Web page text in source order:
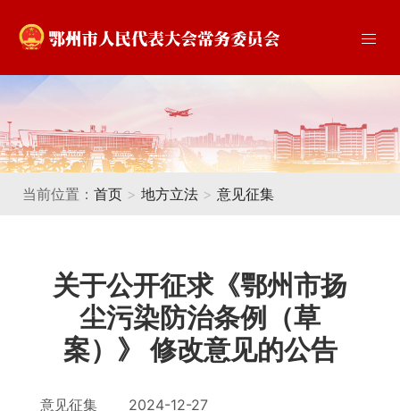
当前位置： 首页 > 地方立法 > 意见征集
关于公开征求《鄂州市扬
尘污染防治条例（草
案）》 修改意见的公告
意见征集 2024-12-27